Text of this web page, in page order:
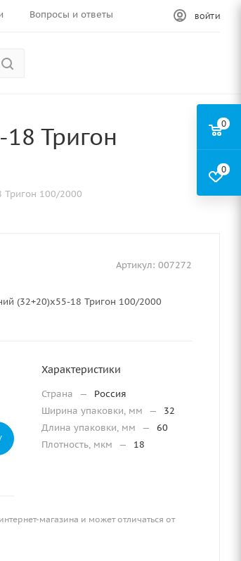
Вопросы и ответы ВОЙТИ
Тригон
100/2000
Артикул: 007272
(32+20)х55-18 Тригон 100/2000
Характеристики
Страна —
Россия
Ширина упаковки, мм
—
32
Длина упаковки, мм
—
60
Плотность, мкм
— 18
магазина и может отличаться от
0
0